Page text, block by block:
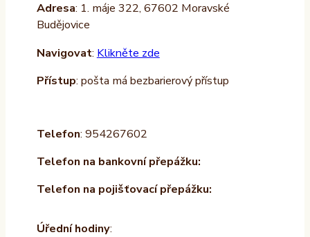
Adresa: 1. máje 322, 67602 Moravské
Budějovice
Navigovat: Klikněte zde
Přístup: pošta má bezbarierový přístup
Telefon: 954267602
Telefon na bankovní přepážku:
Telefon na pojišťovací přepážku:
Úřední hodiny: